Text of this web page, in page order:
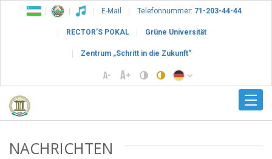
E-Mail Telefonnummer: 71-203-44-44
RECTOR’S POKAL Grüne Universität
Zentrum „Schritt in die Zukunft“
NACHRICHTEN